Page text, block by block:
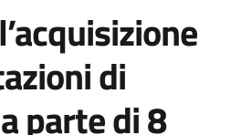
di
parte di 8